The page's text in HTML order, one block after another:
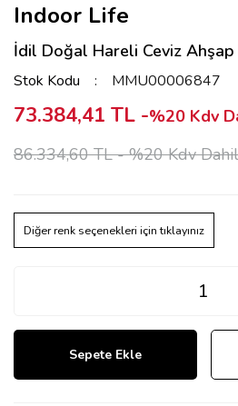
Indoor Life
İdil Doğal Hareli Ceviz Ahşap
Stok Kodu MMU00006847
73.384,41 TL -%20 Kdv
86.334,60 TL -%20 Kdv Dahil
Diğer renk seçenekleri için tıklayınız
Sepete Ekle